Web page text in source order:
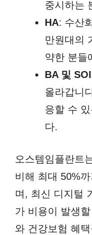
중시하는
HA: 수산
만원대의
약한 분들
BA 및 SOI
올라갑니
응할 수
다.
오스템임플란트
비해 최대 50%
며, 최신 디지털
가 비용이 발생
와 건강보험 혜